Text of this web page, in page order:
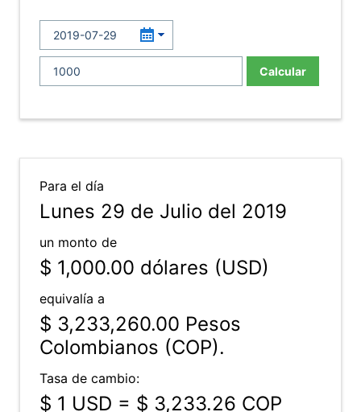
Calcular
Para el día
Lunes 29 de Julio del 2019
un monto de
$ 1,000.00 dólares (USD)
equivalía a
$ 3,233,260.00 Pesos
Colombianos (COP).
Tasa de cambio:
$ 1 USD = $ 3,233.26 COP